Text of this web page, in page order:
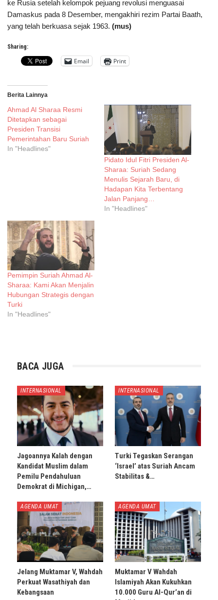
ke Rusia setelah kelompok pejuang revolusi menguasai
Damaskus pada 8 Desember, mengakhiri rezim Partai Baath,
yang telah berkuasa sejak 1963. (mus)
Sharing:
Email Print
Berita Lainnya
Ahmad Al Sharaa Resmi
Ditetapkan sebagai
Presiden Transisi
Pemerintahan Baru Suriah
In "Headlines"
Pidato Idul Fitri Presiden Al-
Sharaa: Suriah Sedang
Menulis Sejarah Baru, di
Hadapan Kita Terbentang
Jalan Panjang…
In "Headlines"
Pemimpin Suriah Ahmad Al-
Sharaa: Kami Akan Menjalin
Hubungan Strategis dengan
Turki
In "Headlines"
BACA JUGA
INTERNASIONAL
Jagoannya Kalah dengan
Kandidat Muslim dalam
Pemilu Pendahuluan
Demokrat di Michigan,…
INTERNASIONAL
Turki Tegaskan Serangan
‘Israel’ atas Suriah Ancam
Stabilitas &…
AGENDA UMAT
Jelang Muktamar V, Wahdah
Perkuat Wasathiyah dan
Kebangsaan
AGENDA UMAT
Muktamar V Wahdah
Islamiyah Akan Kukuhkan
10.000 Guru Al-Qur’an di